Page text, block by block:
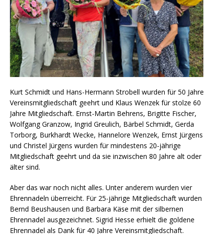
Kurt Schmidt und Hans-Hermann Strobell wurden für 50 Jahre
Vereinsmitgliedschaft geehrt und Klaus Wenzek für stolze 60
Jahre Mitgliedschaft. Ernst-Martin Behrens, Brigitte Fischer,
Wolfgang Granzow, Ingrid Greulich, Bärbel Schmidt, Gerda
Torborg, Burkhardt Wecke, Hannelore Wenzek, Ernst Jürgens
und Christel Jürgens wurden für mindestens 20-jährige
Mitgliedschaft geehrt und da sie inzwischen 80 Jahre alt oder
älter sind.
Aber das war noch nicht alles. Unter anderem wurden vier
Ehrennadeln überreicht. Für 25-jährige Mitgliedschaft wurden
Bernd Beushausen und Barbara Käse mit der silbernen
Ehrennadel ausgezeichnet. Sigrid Hesse erhielt die goldene
Ehrennadel als Dank für 40 Jahre Vereinsmitgliedschaft.